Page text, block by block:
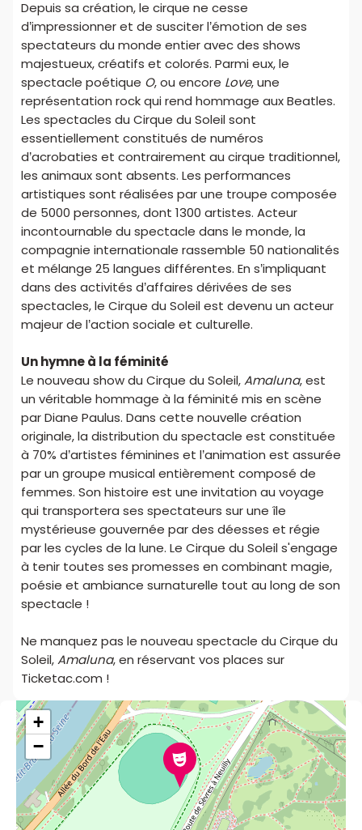
Depuis sa création, le cirque ne cesse
d’impressionner et de susciter l’émotion de ses
spectateurs du monde entier avec des shows
majestueux, créatifs et colorés. Parmi eux, le
spectacle poétique O, ou encore Love, une
représentation rock qui rend hommage aux Beatles.
Les spectacles du Cirque du Soleil sont
essentiellement constitués de numéros
d’acrobaties et contrairement au cirque traditionnel,
les animaux sont absents. Les performances
artistiques sont réalisées par une troupe composée
de 5000 personnes, dont 1300 artistes. Acteur
incontournable du spectacle dans le monde, la
compagnie internationale rassemble 50 nationalités
et mélange 25 langues différentes. En s’impliquant
dans des activités d’affaires dérivées de ses
spectacles, le Cirque du Soleil est devenu un acteur
majeur de l’action sociale et culturelle.
Un hymne à la féminité
Le nouveau show du Cirque du Soleil,Amaluna, est
un véritable hommage à la féminité mis en scène
par Diane Paulus. Dans cette nouvelle création
originale, la distribution du spectacle est constituée
à 70% d’artistes féminines et l’animation est assurée
par un groupe musical entièrement composé de
femmes. Son histoire est une invitation au voyage
qui transportera ses spectateurs sur une île
mystérieuse gouvernée par des déesses et régie
par les cycles de la lune. Le Cirque du Soleil s'engage
à tenir toutes ses promesses en combinant magie,
poésie et ambiance surnaturelle tout au long de son
spectacle !
Ne manquez pas le nouveau spectacle du Cirque du
Soleil,Amaluna, en réservant vos places sur
Ticketac.com !
+
−